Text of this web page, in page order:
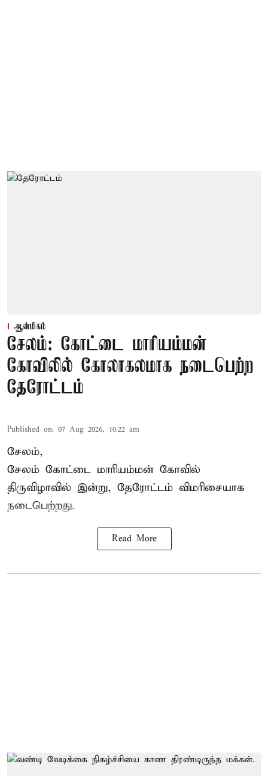
ஆன்மிகம்
சேலம்: கோட்டை மாரியம்மன்
கோவிலில் கோலாகலமாக நடைபெற்ற
தேரோட்டம்
Published on: 07 Aug 2026, 10:22 am
சேலம்,
சேலம் கோட்டை மாரியம்மன் கோவில்
திருவிழாவில் இன்று, தேரோட்டம் விமரிசையாக
நடைபெற்றது.
Read More